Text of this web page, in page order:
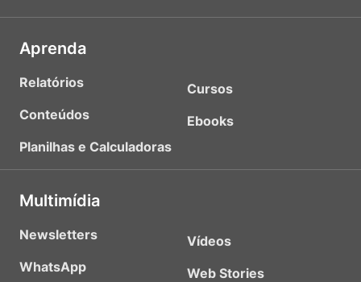
Aprenda
Relatórios
Conteúdos
Planilhas e Calculadoras
Cursos
Ebooks
Multimídia
Newsletters
WhatsApp
Vídeos
Web Stories